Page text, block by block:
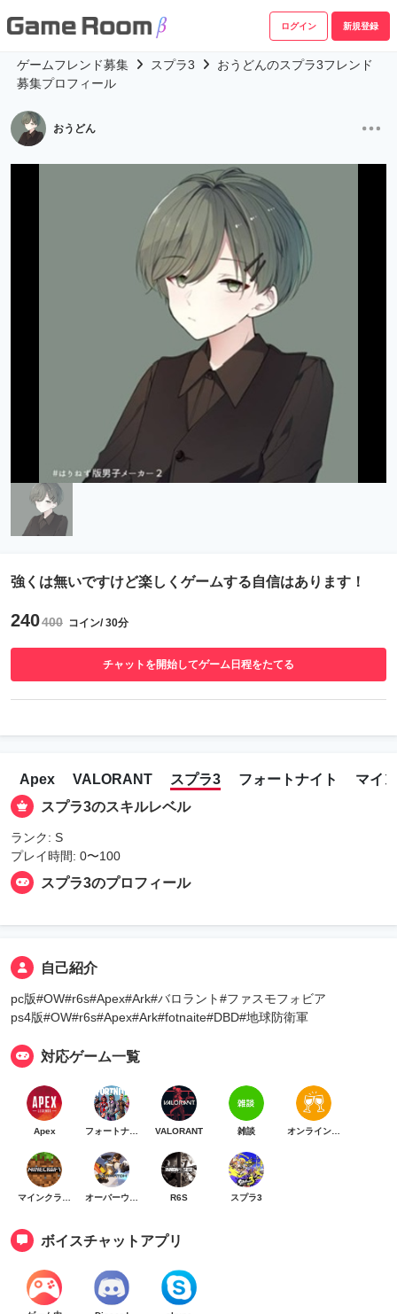
ログイン 新規登録
ゲームフレンド募集 スプラ3
おうどんのスプラ3フレンド
募集プロフィール
おうどん
強くは無いですけど楽しくゲームする自信はあります！
240400 コイン/ 30分
チャットを開始してゲーム日程をたてる
Apex VALORANT スプラ3 フォートナイト
マイ
スプラ3のスキルレベル
ランク: S
プレイ時間: 0〜100
スプラ3のプロフィール
自己紹介
pc版#OW#r6s#Apex#Ark#バロラント#ファスモフォビア
ps4版#OW#r6s#Apex#Ark#fotnaite#DBD#地球防衛軍
対応ゲーム一覧
Apex VALORANT 雑談
R6S スプラ3
ボイスチャットアプリ